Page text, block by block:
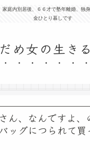
家庭内別居後、６６才で塾年離婚、独
金ひとり暮しです
だめ女の生き
ん、なんですよ、
ッグにつられて買